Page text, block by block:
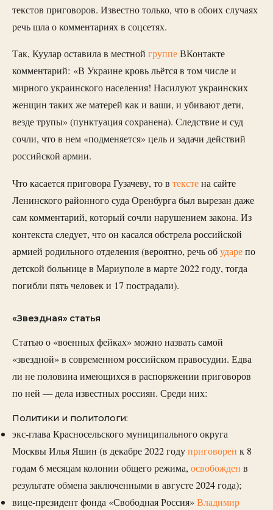
текстов приговоров. Известно только, что в обоих случаях
речь шла о комментариях в соцсетях.
Так, Куулар оставила в местной группеВКонтакте
комментарий: «В Украине кровь льётся в том числе и
мирного украинского населения! Насилуют украинских
женщин таких же матерей как и ваши, и убивают дети,
везде трупы» (пунктуация сохранена). Следствие и суд
сочли, что в нем «подменяется» цель и задачи действий
российской армии.
Что касается приговора Гузачеву, то в текстена сайте
Ленинского районного суда Оренбурга был вырезан даже
сам комментарий, который сочли нарушением закона. Из
контекста следует, что он касался обстрела российской
армией родильного отделения (вероятно, речь обударепо
детской больнице в Мариуполе в марте 2022 году, тогда
погибли пять человек и 17 пострадали).
«Звездная» статья
Статью о «военных фейках» можно назвать самой
«звездной» в современном российском правосудии. Едва
ли не половина имеющихся в распоряжении приговоров
по ней — дела известных россиян. Среди них:
Политики и политологи:
экс-глава Красносельского муниципального округа
Москвы Илья Яшин (в декабре 2022 годуприговорен к 8
годам 6 месяцам колонии общего режима, освобожден в
результате обмена заключенными в августе 2024 года);
вице-президент фонда «Свободная Россия» Владимир